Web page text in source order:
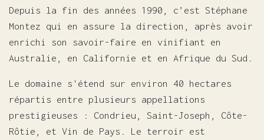
Depuis la fin des années 1990, c’est Stéphane
Montez qui en assure la direction, après avoir
enrichi son savoir-faire en vinifiant en
Australie, en Californie et en Afrique du Sud.
Le domaine s'étend sur environ 40 hectares
répartis entre plusieurs appellations
prestigieuses : Condrieu, Saint-Joseph, Côte-
Rôtie, et Vin de Pays. Le terroir est